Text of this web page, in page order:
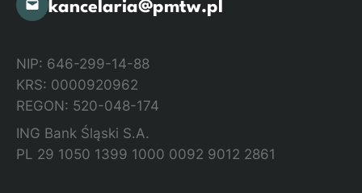
kancelaria@pmtw.pl
NIP: 646-299-14-88
KRS: 0000920962
REGON: 520-048-174
ING Bank Śląski S.A.
PL 29 1050 1399 1000 0092 9012 2861